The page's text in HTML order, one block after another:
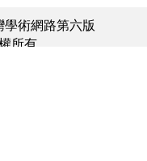
學術網路第六版
所有